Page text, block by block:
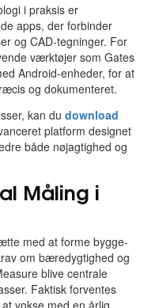
i praksis er
apps, der forbinder
og CAD-tegninger. For
værktøjer som Gates
Android-enheder, for at
og dokumenteret.
kan dudownload
platform designet
både nøjagtighed og
Måling i
med at forme bygge-
om bæredygtighed og
blive centrale
Faktisk forventes
vokse med en årlig